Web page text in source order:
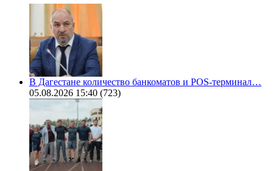
В Дагестане количество банкоматов и POS-терминал…
05.08.2026 15:40 (723)